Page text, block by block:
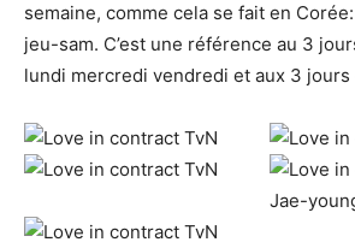
semaine, comme cela se fait en
jeu-sam. C’est une référence au 3
lundi mercredi vendredi et aux 3 jours